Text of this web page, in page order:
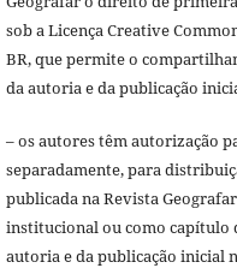
sob a Licença Creative
BR, que permite o
da autoria e da publicação
– os autores têm autorização
separadamente, para
publicada na Revista
institucional ou como capítulo
autoria e da publicação inicial